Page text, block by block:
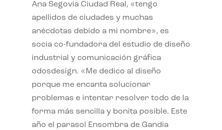
Ana Segovia Ciudad Real, «tengo
apellidos de ciudades y muchas
anécdotas debido a mi nombre», es
socia co-fundadora del estudio de diseño
industrial y comunicación gráfica
odosdesign. «Me dedico al diseño
porque me encanta solucionar
problemas e intentar resolver todo de la
forma más sencilla y bonita posible. Este
año el parasol Ensombra de Gandia